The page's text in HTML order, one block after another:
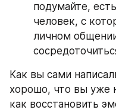
подумайте,
человек, с
личном
Как вы сами
хорошо, что вы уже
как восстановить